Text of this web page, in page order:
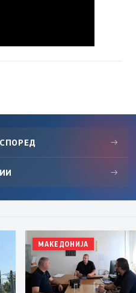
→
→
МАКЕДОНИЈА